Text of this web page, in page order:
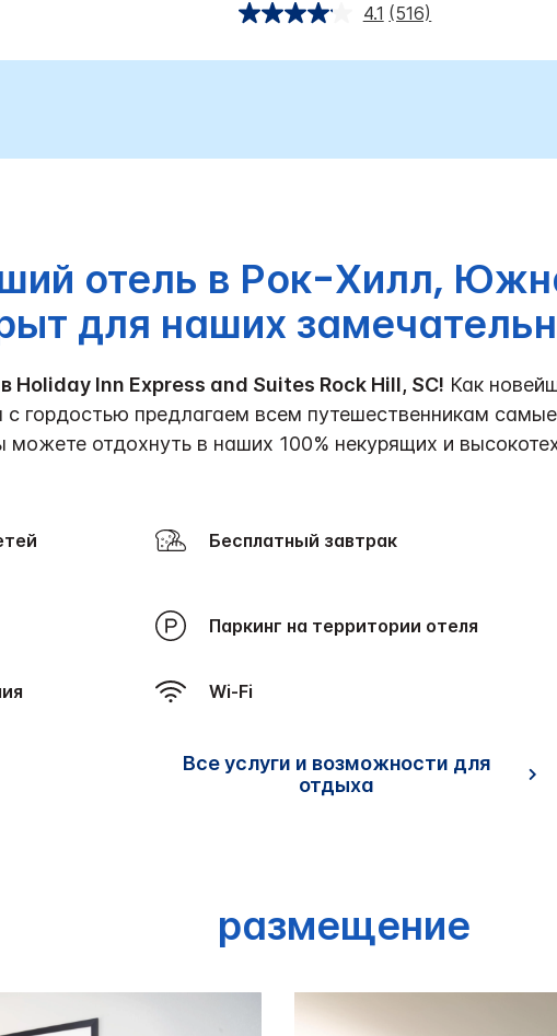
4.1 (516)
отель в Рок-Хилл,
для наших
Holiday Inn Express and Suites Rock Hill, SC! Как
гордостью предлагаем всем путешественникам
отдохнуть в наших 100% некурящих и
Бесплатный завтрак
Паркинг на территории отеля
Wi-Fi
Все услуги и возможности для
отдыха
размещение